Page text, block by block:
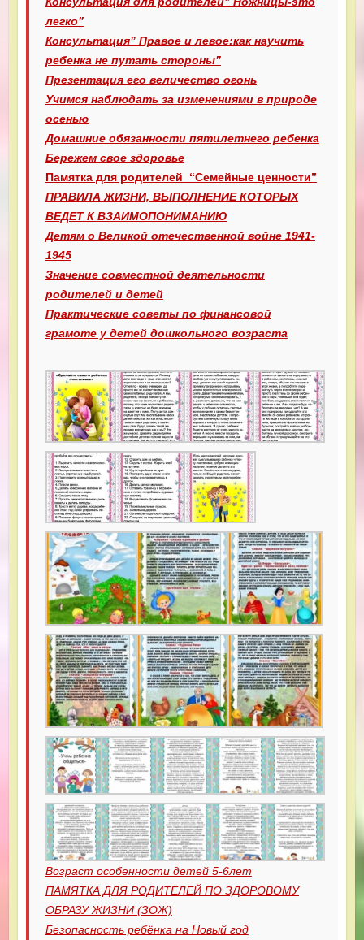
легко”
Консультация” Правое и левое:как научить
ребенка не путать стороны”
Презентация его величество огонь
Учимся наблюдать за изменениями в природе
осенью
Домашние обязанности пятилетнего ребенка
Бережем свое здоровье
Памятка для родителей “Семейные ценности”
ПРАВИЛА ЖИЗНИ, ВЫПОЛНЕНИЕ КОТОРЫХ
ВЕДЕТ К ВЗАИМОПОНИМАНИЮ
Детям о Великой отечественной войне 1941-
1945
Значение совместной деятельности
родителей и детей
Практические советы по финансовой
грамоте у детей дошкольного возраста
Возраст особенности детей 5-6лет
ПАМЯТКА ДЛЯ РОДИТЕЛЕЙ ПО ЗДОРОВОМУ
ОБРАЗУ ЖИЗНИ (ЗОЖ)
Безопасность ребёнка на Новый год